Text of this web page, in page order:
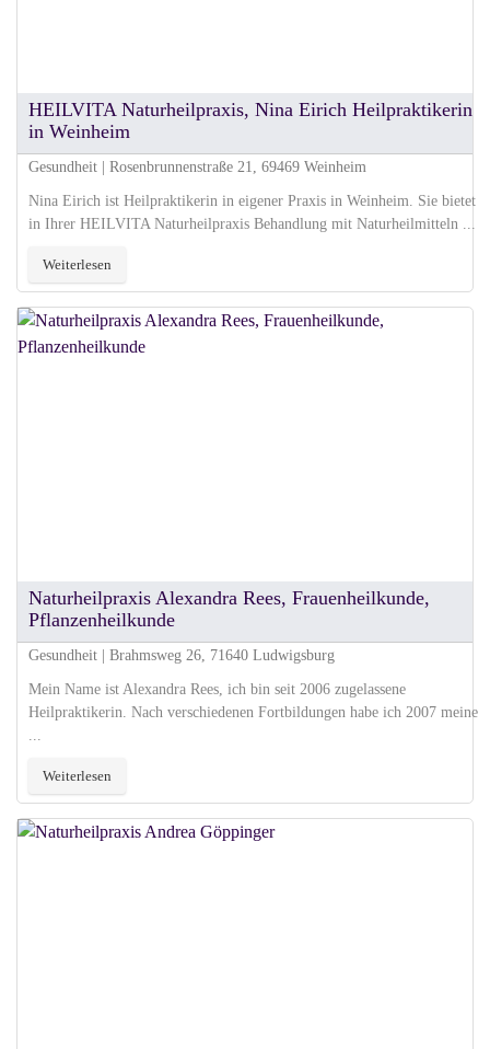
HEILVITA Naturheilpraxis, Nina Eirich Heilpraktikerin
in Weinheim
Gesundheit | Rosenbrunnenstraße 21, 69469 Weinheim
Nina Eirich ist Heilpraktikerin in eigener Praxis in Weinheim. Sie bietet
in Ihrer HEILVITA Naturheilpraxis Behandlung mit Naturheilmitteln ...
Weiterlesen
Naturheilpraxis Alexandra Rees, Frauenheilkunde,
Pflanzenheilkunde
Gesundheit | Brahmsweg 26, 71640 Ludwigsburg
Mein Name ist Alexandra Rees, ich bin seit 2006 zugelassene
Heilpraktikerin. Nach verschiedenen Fortbildungen habe ich 2007 meine
Weiterlesen